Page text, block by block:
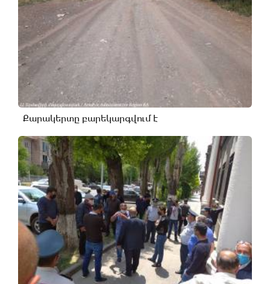
Քարակերտը բարեկարգվում է